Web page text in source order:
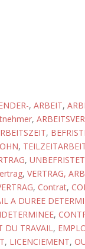
, ARBEIT,
,
,
,
,
, VERTRAG,
, Contrat,
A DUREE
,
DU TRAVAIL,
, LICENCIEMENT,